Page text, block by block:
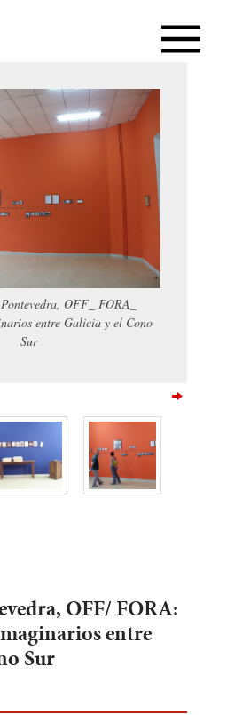
OFF_ FORA_
entre Galicia y el Cono
Sur
OFF/ FORA:
entre
Sur